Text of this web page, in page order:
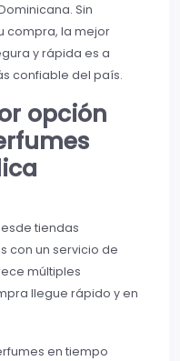
Sin
compra, la mejor
y rápida es a
confiable del país.
opción
tiendas
con un servicio de
múltiples
llegue rápido y en
en tiempo